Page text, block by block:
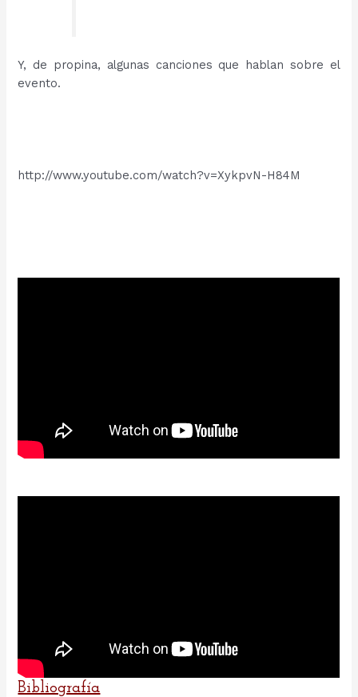
Y, de propina, algunas canciones que hablan sobre el
evento.
http://www.youtube.com/watch?v=XykpvN-H84M
Bibliografía